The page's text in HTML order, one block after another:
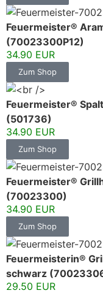
Feuermeister®
(70023300P12)
34.90 EUR
Zum Shop
Feuermeister®
(501736)
34.90 EUR
Zum Shop
Feuermeister®
(70023300)
34.90 EUR
Zum Shop
Feuermeisterin®
schwarz
29.50 EUR